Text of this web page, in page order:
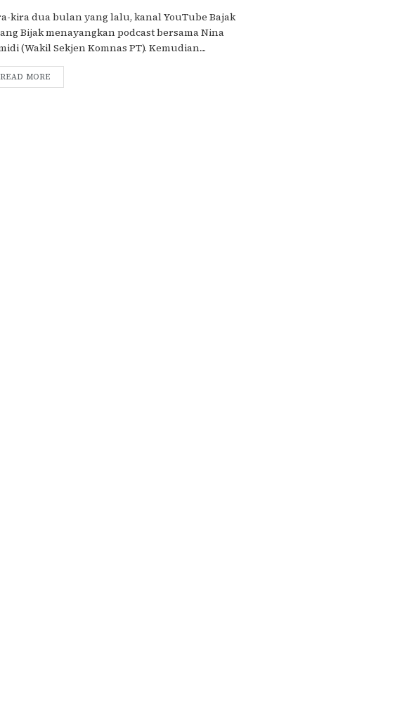
kira dua bulan yang lalu, kanal YouTube Bajak
Bijak menayangkan podcast bersama Nina
(Wakil Sekjen Komnas PT). Kemudian....
READ MORE